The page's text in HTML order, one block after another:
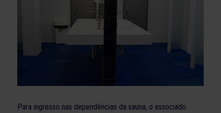
Para ingresso nas dependências da sauna, o associado